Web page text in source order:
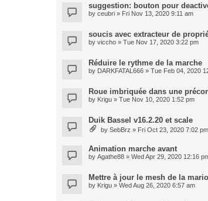
suggestion: bouton pour
by ceubri » Fri Nov 13, 2020 9:11 am
soucis avec extracteur de
by viccho » Tue Nov 17, 2020 3:22 pm
Réduire le rythme de la marche
by DARKFATAL666 » Tue Feb 04, 2020
Roue imbriquée dans une
by Krigu » Tue Nov 10, 2020 1:52 pm
Duik Bassel v16.2.20 et scale
by SebBrz » Fri Oct 23, 2020 7:02 pm
Animation marche avant
by Agathe88 » Wed Apr 29, 2020 12:16
Mettre à jour le mesh de la
by Krigu » Wed Aug 26, 2020 6:57 am